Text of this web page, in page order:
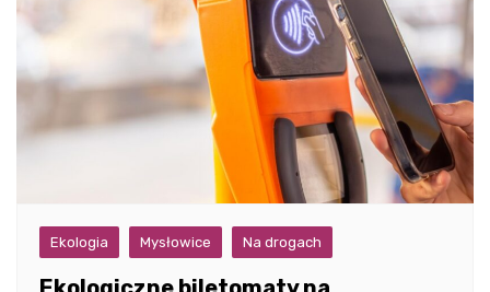
Ekologia Mysłowice Na drogach